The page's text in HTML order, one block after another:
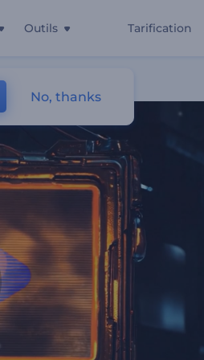
Outils Tarification
No, thanks